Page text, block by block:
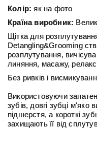
Колір:як на фото
Країна виробник:
Щітка для
Detangling&Grooming
розплутування,
линяння, масажу,
Без ривків і
Використовуючи
зубів, довгі зубці
підшерстя, а короткі
захищають її від